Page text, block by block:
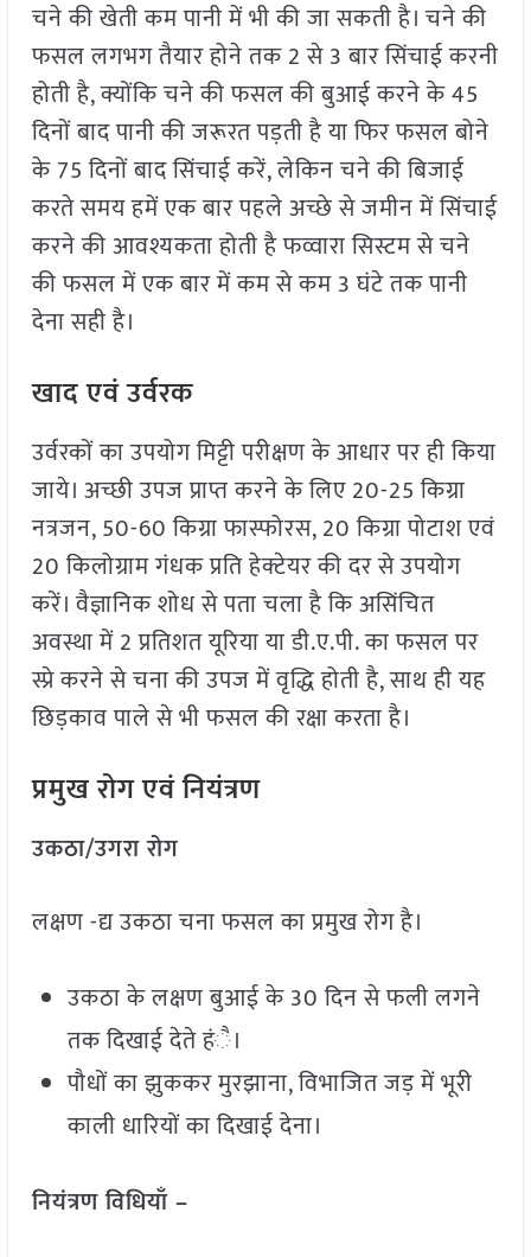
चने की खेती कम पानी में भी की जा सकती है। चने की
फसल लगभग तैयार होने तक 2 से 3 बार सिंचाई करनी
होती है, क्योंकि चने की फसल की बुआई करने के 45
दिनों बाद पानी की जरूरत पड़ती है या फिर फसल बोने
के 75 दिनों बाद सिंचाई करें, लेकिन चने की बिजाई
करते समय हमें एक बार पहले अच्छे से जमीन में सिंचाई
करने की आवश्यकता होती है फव्वारा सिस्टम से चने
की फसल में एक बार में कम से कम 3 घंटे तक पानी
देना सही है।
खाद एवं उर्वरक
उर्वरकों का उपयोग मिट्टी परीक्षण के आधार पर ही किया
जाये। अच्छी उपज प्राप्त करने के लिए 20-25 किग्रा
नत्रजन, 50-60 किग्रा फास्फोरस, 20 किग्रा पोटाश एवं
20 किलोग्राम गंधक प्रति हेक्टेयर की दर से उपयोग
करें। वैज्ञानिक शोध से पता चला है कि असिंचित
अवस्था में 2 प्रतिशत यूरिया या डी.ए.पी. का फसल पर
स्प्रे करने से चना की उपज में वृद्धि होती है, साथ ही यह
छिड़काव पाले से भी फसल की रक्षा करता है।
प्रमुख रोग एवं नियंत्रण
उकठा/उगरा रोग
लक्षण -द्य उकठा चना फसल का प्रमुख रोग है।
उकठा के लक्षण बुआई के 30 दिन से फली लगने
तक दिखाई देते हंै।
पौधों का झुककर मुरझाना, विभाजित जड़ में भूरी
काली धारियों का दिखाई देना।
नियंत्रण विधियाँ –